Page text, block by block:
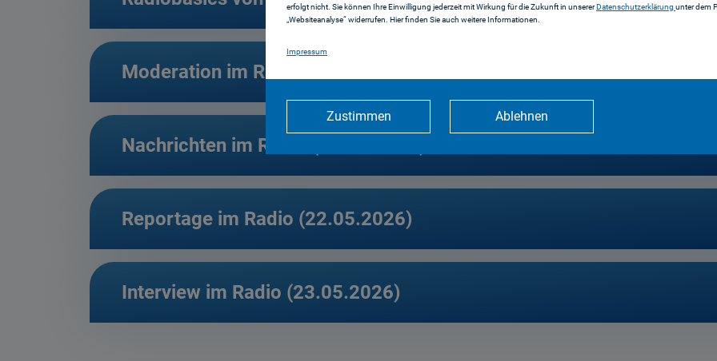
erfolgt nicht. Sie können Ihre Einwilligung jederzeit mit Wirkung für die Zukunft in unsererDatenschutzerklärung unter dem
„Websiteanalyse“ widerrufen. Hier finden Sie auch weitere Informationen.
Impressum
Zustimmen Ablehnen
Moderation im Radio (20.05.2026)
Nachrichten im Radio (21.05.2026)
Reportage im Radio (22.05.2026)
Interview im Radio (23.05.2026)